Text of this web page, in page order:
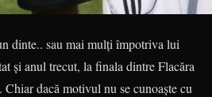
dinte.. sau mai mulţi împotriva lui
şi anul trecut, la finala dintre Flacăra
Chiar dacă motivul nu se cunoaşte cu